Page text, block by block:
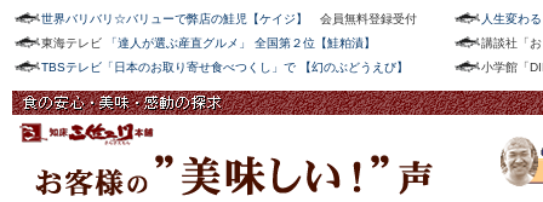
世界バリバリ☆バリューで弊店の鮭児【ケイジ】
会員無料登録受付
東海テレビ
「達人が選ぶ産直グルメ」 全国第２位【鮭粕漬】
TBSテレビ「日本のお取り寄せ食べつくし」で 【幻のぶどうえび】
人生変わ
講談社「
小学館「